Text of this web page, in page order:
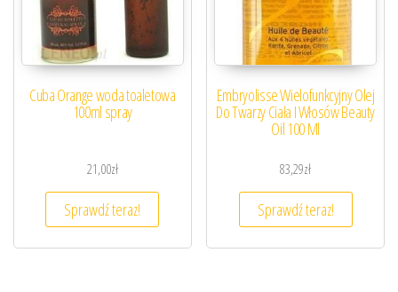
Cuba Orange woda toaletowa
100ml spray
21,00zł
Sprawdź teraz!
Embryolisse Wielofunkcyjny Olej
Do Twarzy Ciała I Włosów Beauty
Oil 100 Ml
83,29zł
Sprawdź teraz!